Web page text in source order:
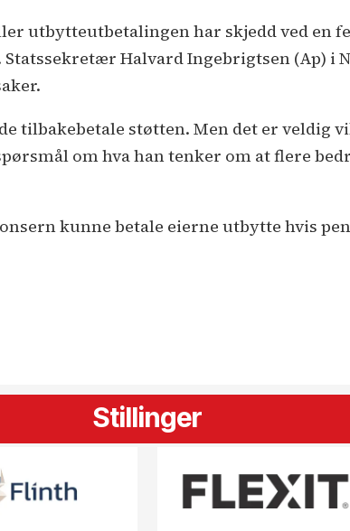
utbytteutbetalingen har skjedd ved en
Statssekretær Halvard Ingebrigtsen (Ap)
tilbakebetale støtten. Men det er
om hva han tenker om at flere
kunne betale eierne utbytte hvis
Stillinger